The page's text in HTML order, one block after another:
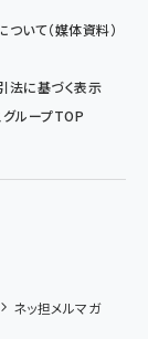
いて（媒体資料）
法に基づく表示
グループTOP
ネッ担メルマガ